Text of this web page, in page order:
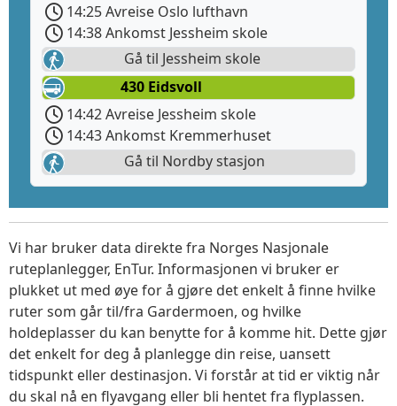
14:25 Avreise Oslo lufthavn
14:38 Ankomst Jessheim skole
Gå til Jessheim skole
430 Eidsvoll
14:42 Avreise Jessheim skole
14:43 Ankomst Kremmerhuset
Gå til Nordby stasjon
Vi har bruker data direkte fra Norges Nasjonale
ruteplanlegger, EnTur. Informasjonen vi bruker er
plukket ut med øye for å gjøre det enkelt å finne hvilke
ruter som går til/fra Gardermoen, og hvilke
holdeplasser du kan benytte for å komme hit. Dette gjør
det enkelt for deg å planlegge din reise, uansett
tidspunkt eller destinasjon. Vi forstår at tid er viktig når
du skal nå en flyavgang eller bli hentet fra flyplassen.